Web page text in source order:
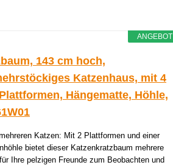
ANGEBOT
143 cm hoch,
Katzenhaus, mit 4
Hängematte, Höhle,
Katzen: Mit 2 Plattformen und einer
bietet dieser Katzenkratzbaum mehrere
Ihre pelzigen Freunde zum Beobachten und